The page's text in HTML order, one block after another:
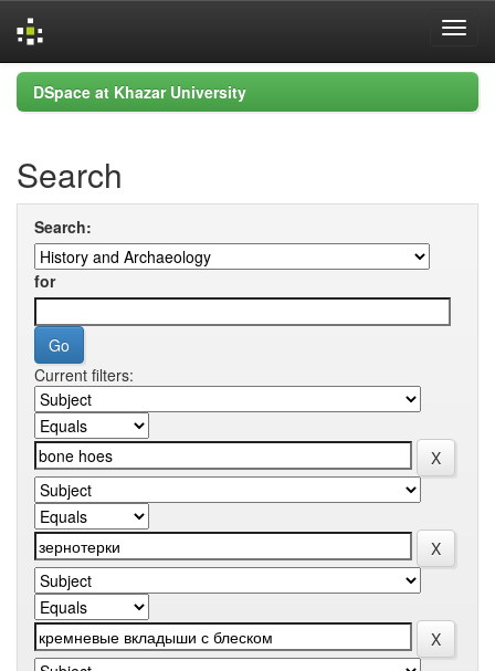
Skip
navigation
DSpace at Khazar University
Search
Search:
for
Current filters: